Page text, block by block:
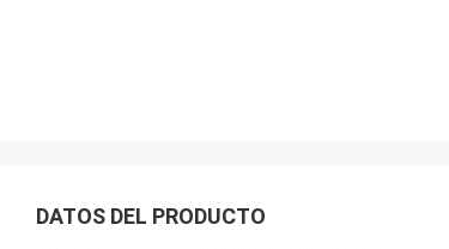
DATOS DEL PRODUCTO